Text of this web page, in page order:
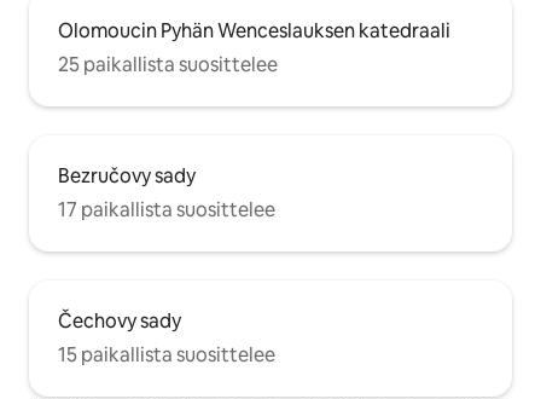
Olomoucin Pyhän Wenceslauksen katedraali
25 paikallista suosittelee
Bezručovy sady
17 paikallista suosittelee
Čechovy sady
15 paikallista suosittelee